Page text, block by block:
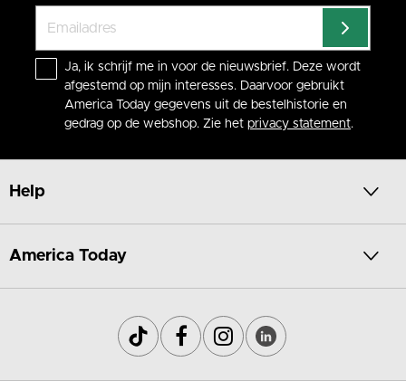
Ja, ik schrijf me in voor de nieuwsbrief. Deze wordt
afgestemd op mijn interesses. Daarvoor gebruikt
America Today gegevens uit de bestelhistorie en
gedrag op de webshop. Zie het privacy statement.
Help
America Today